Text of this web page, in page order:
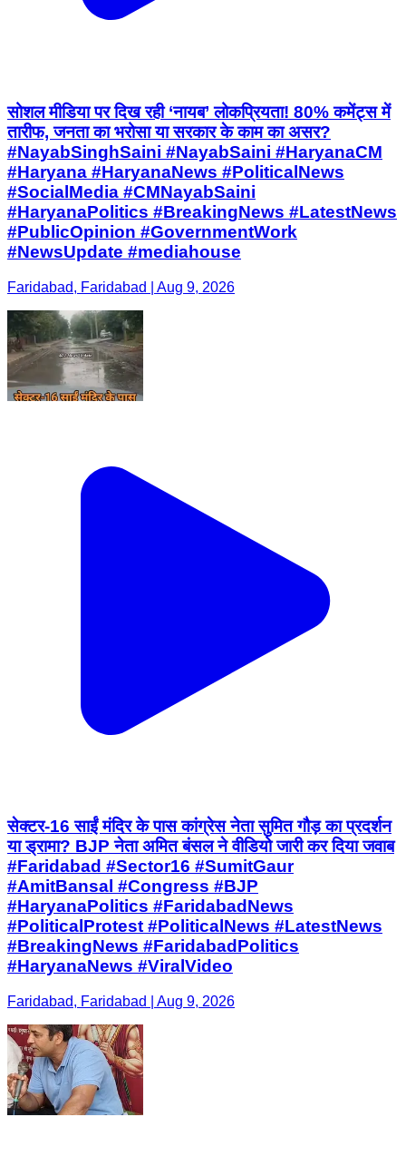
सोशल मीडिया पर दिख रही ‘नायब’ लोकप्रियता! 80% कमेंट्स में
तारीफ, जनता का भरोसा या सरकार के काम का असर?
#NayabSinghSaini #NayabSaini #HaryanaCM
#Haryana #HaryanaNews #PoliticalNews
#SocialMedia #CMNayabSaini
#HaryanaPolitics #BreakingNews #LatestNews
#PublicOpinion #GovernmentWork
#NewsUpdate #mediahouse
Faridabad, Faridabad | Aug 9, 2026
सेक्टर-16 साईं मंदिर के पास कांग्रेस नेता सुमित गौड़ का प्रदर्शन
या ड्रामा? BJP नेता अमित बंसल ने वीडियो जारी कर दिया जवाब
#Faridabad #Sector16 #SumitGaur
#AmitBansal #Congress #BJP
#HaryanaPolitics #FaridabadNews
#PoliticalProtest #PoliticalNews #LatestNews
#BreakingNews #FaridabadPolitics
#HaryanaNews #ViralVideo
Faridabad, Faridabad | Aug 9, 2026